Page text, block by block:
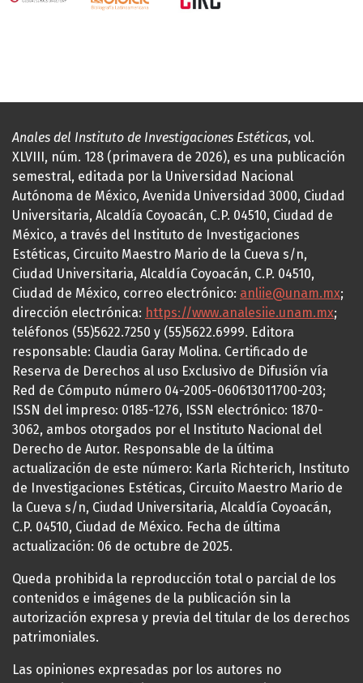
Anales del Instituto de Investigaciones Estéticas, vol.
XLVIII, núm. 128 (primavera de 2026), es una publicación
semestral, editada por la Universidad Nacional
Autónoma de México, Avenida Universidad 3000, Ciudad
Universitaria, Alcaldía Coyoacán, C.P. 04510, Ciudad de
México, a través del Instituto de Investigaciones
Estéticas, Circuito Maestro Mario de la Cueva s/n,
Ciudad Universitaria, Alcaldía Coyoacán, C.P. 04510,
Ciudad de México, correo electrónico: anliie@unam.mx;
dirección electrónica: https://www.analesiie.unam.mx;
teléfonos (55)5622.7250 y (55)5622.6999. Editora
responsable: Claudia Garay Molina. Certificado de
Reserva de Derechos al uso Exclusivo de Difusión vía
Red de Cómputo número 04-2005-060613011700-203;
ISSN del impreso: 0185-1276, ISSN electrónico: 1870-
3062, ambos otorgados por el Instituto Nacional del
Derecho de Autor. Responsable de la última
actualización de este número: Karla Richterich, Instituto
de Investigaciones Estéticas, Circuito Maestro Mario de
la Cueva s/n, Ciudad Universitaria, Alcaldía Coyoacán,
C.P. 04510, Ciudad de México. Fecha de última
actualización: 06 de octubre de 2025.
Queda prohibida la reproducción total o parcial de los
contenidos e imágenes de la publicación sin la
autorización expresa y previa del titular de los derechos
patrimoniales.
Las opiniones expresadas por los autores no